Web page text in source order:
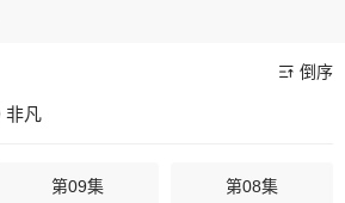
倒序
非凡
第09集 第08集